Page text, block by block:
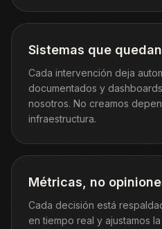
Sistemas que quedan
Cada intervención deja
documentados y
nosotros. No creamos
infraestructura.
Métricas, no
Cada decisión está
en tiempo real y ajustamos